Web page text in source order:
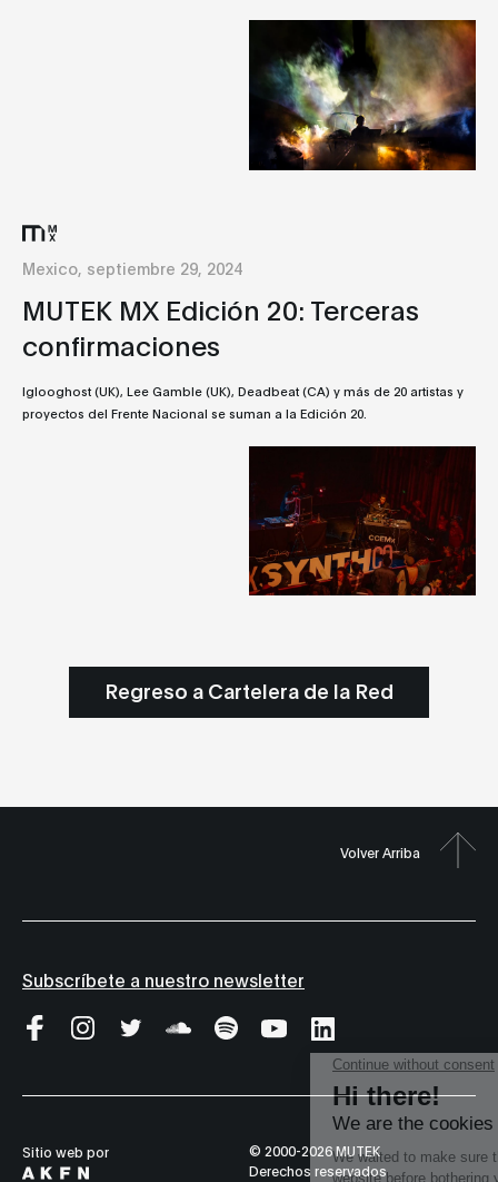
Mexico, septiembre 29, 2024
MUTEK MX Edición 20: Terceras
confirmaciones
Iglooghost (UK), Lee Gamble (UK), Deadbeat (CA) y más de 20 artistas y
proyectos del Frente Nacional se suman a la Edición 20.
Regreso a Cartelera de la Red
Volver Arriba
Subscríbete a nuestro newsletter
Sitio web por
© 2000-2026 MUTEK
Derechos reservados